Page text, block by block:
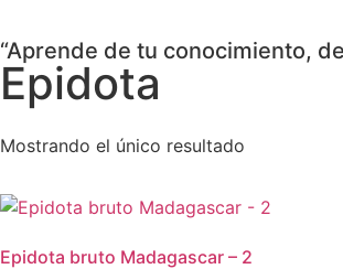
“Aprende de tu conocimiento,
Epidota
Mostrando el único resultado
Epidota bruto Madagascar – 2